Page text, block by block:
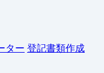
ター 登記書類作成